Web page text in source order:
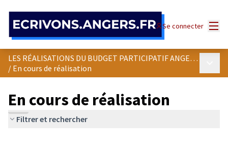
Se connecter
LES RÉALISATIONS DU BUDGET PARTICIPATIF ANGEVIN
/ En cours de réalisation
En cours de réalisation
Filtrer et rechercher